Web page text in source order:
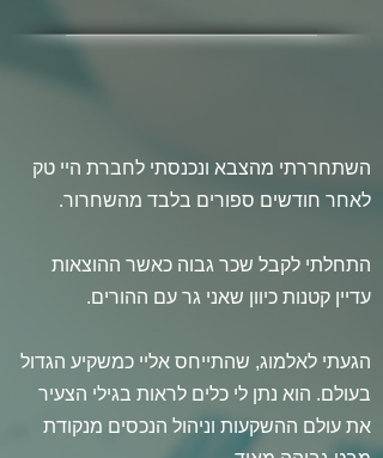
השתחררתי מהצבא ונכנסתי לחברת היי טק
לאחר חודשים ספורים בלבד מהשחרור.
התחלתי לקבל שכר גבוה כאשר ההוצאות
עדיין קטנות כיוון שאני גר עם ההורים.
הגעתי לאלמוג, שהתייחס אליי כמשקיע הגדול
בעולם. הוא נתן לי כלים לראות בגילי הצעיר
את עולם ההשקעות וניהול הנכסים מנקודת